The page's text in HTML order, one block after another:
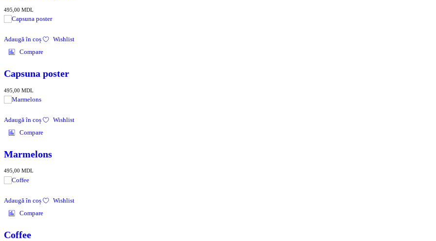
495,00 MDL
Adaugă în coș
Wishlist
Compare
Capsuna poster
495,00 MDL
Adaugă în coș
Wishlist
Compare
Marmelons
495,00 MDL
Adaugă în coș
Wishlist
Compare
Coffee